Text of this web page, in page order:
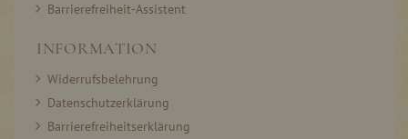
Barrierefreiheit-Assistent
INFORMATION
Widerrufsbelehrung
Datenschutzerklärung
Barrierefreiheitserklärung